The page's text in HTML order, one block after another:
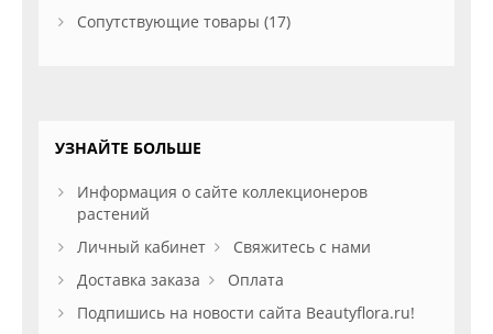
Сопутствующие товары (17)
УЗНАЙТЕ БОЛЬШЕ
Информация о сайте коллекционеров
растений
Личный кабинет
Свяжитесь с нами
Доставка заказа
Оплата
Подпишись на новости сайта Beautyflora.ru!